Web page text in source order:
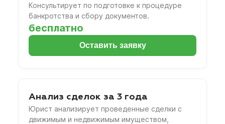
Консультирует по подготовке к процедуре
банкротства и сбору документов.
бесплатно
Оставить заявку
Анализ сделок за 3 года
Юрист анализирует проведенные сделки с
движимым и недвижимым имуществом,